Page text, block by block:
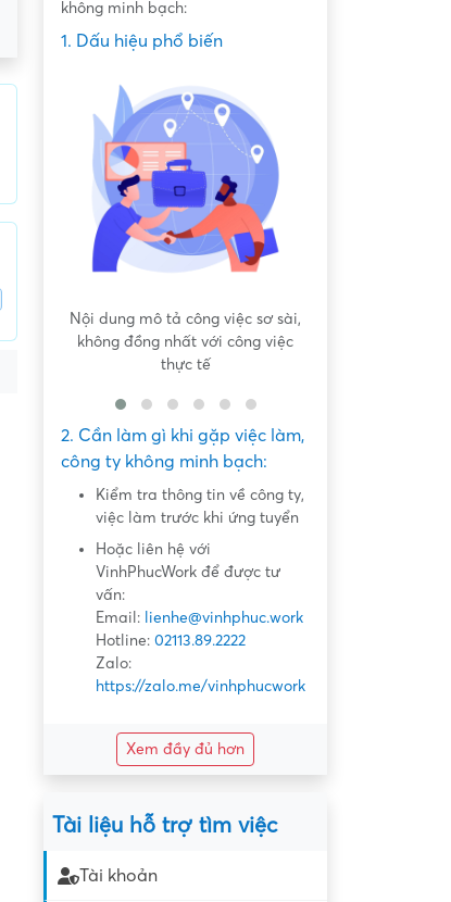
không minh bạch:
1. Dấu hiệu phổ biến
Nội dung mô tả công việc sơ sài,
không đồng nhất với công việc
thực tế
2. Cần làm gì khi gặp việc làm,
công ty không minh bạch:
Kiểm tra thông tin về công ty,
việc làm trước khi ứng tuyển
Hoặc liên hệ với
VinhPhucWork để được tư
vấn:
Email: lienhe@vinhphuc.work
Hotline: 02113.89.2222
Zalo:
https://zalo.me/vinhphucwork
Xem đầy đủ hơn
Tài liệu hỗ trợ tìm việc
Tài khoản